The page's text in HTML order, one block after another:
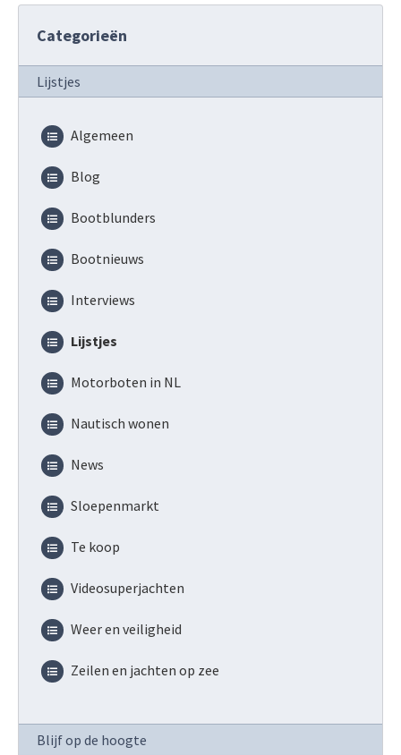
Categorieën
Lijstjes
Algemeen
Blog
Bootblunders
Bootnieuws
Interviews
Lijstjes
Motorboten in NL
Nautisch wonen
News
Sloepenmarkt
Te koop
Videosuperjachten
Weer en veiligheid
Zeilen en jachten op zee
Blijf op de hoogte